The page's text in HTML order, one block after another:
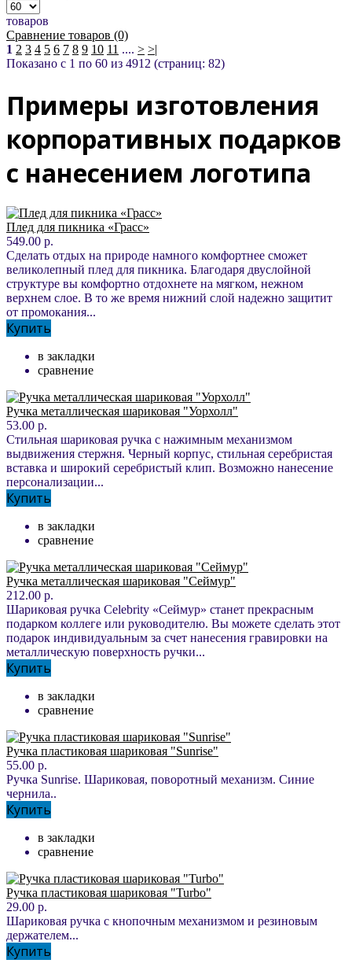
товаров
Сравнение товаров (0)
1 2 3 4 5 6 7 8 9 10 11 .... > >|
Показано с 1 по 60 из 4912 (страниц: 82)
Примеры изготовления
корпоративных подарков
с нанесением логотипа
Плед для пикника «Грасс»
549.00 р.
Сделать отдых на природе намного комфортнее сможет
великолепный плед для пикника. Благодаря двуслойной
структуре вы комфортно отдохнете на мягком, нежном
верхнем слое. В то же время нижний слой надежно защитит
от промокания...
Купить
в закладки
сравнение
Ручка металлическая шариковая "Уорхолл"
53.00 р.
Стильная шариковая ручка с нажимным механизмом
выдвижения стержня. Черный корпус, стильная серебристая
вставка и широкий серебристый клип. Возможно нанесение
персонализации...
Купить
в закладки
сравнение
Ручка металлическая шариковая "Сеймур"
212.00 р.
Шариковая ручка Celebrity «Сеймур» станет прекрасным
подарком коллеге или руководителю. Вы можете сделать этот
подарок индивидуальным за счет нанесения гравировки на
металлическую поверхность ручки...
Купить
в закладки
сравнение
Ручка пластиковая шариковая "Sunrise"
55.00 р.
Ручка Sunrise. Шариковая, поворотный механизм. Синие
чернила..
Купить
в закладки
сравнение
Ручка пластиковая шариковая "Turbo"
29.00 р.
Шариковая ручка с кнопочным механизмом и резиновым
держателем...
Купить